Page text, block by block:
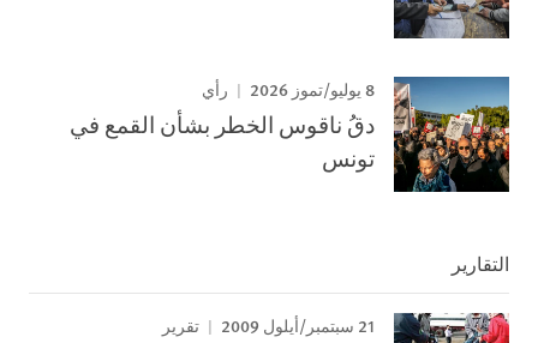
8 يوليو/تموز 2026 رأي
دقُ ناقوس الخطر بشأن القمع في
تونس
التقارير
21 سبتمبر/أيلول 2009 تقرير